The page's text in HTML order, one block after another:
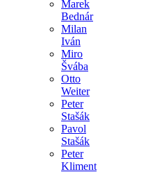
Marek
Bednár
Milan
Iván
Miro
Švába
Otto
Weiter
Peter
Stašák
Pavol
Stašák
Peter
Kliment